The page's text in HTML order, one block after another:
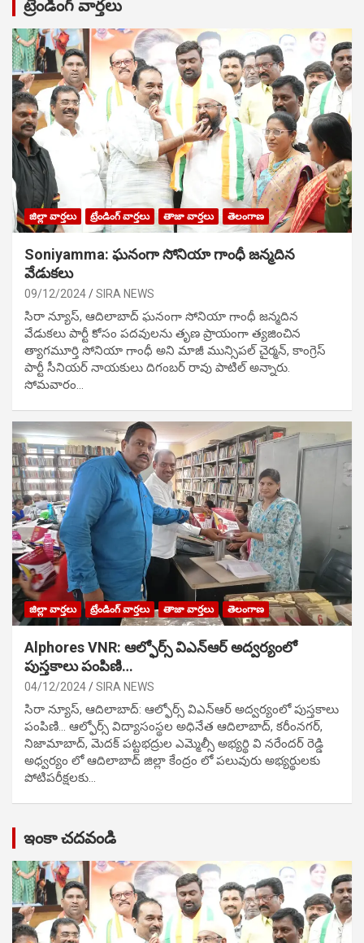
ట్రేండింగ్ వార్తలు
జిల్లా వార్తలు ట్రేండింగ్ వార్తలు తాజా వార్తలు తెలంగాణ
Soniyamma: ఘ‌నంగా సోనియా గాంధీ జ‌న్మ‌దిన
వేడుక‌లు
09/12/2024 SIRA NEWS
సిరా న్యూస్, ఆదిలాబాద్ ఘ‌నంగా సోనియా గాంధీ జ‌న్మ‌దిన
వేడుక‌లు పార్టీ కోసం ప‌ద‌వుల‌ను తృణ ప్రాయంగా త్య‌జించిన
త్యాగమూర్తి సోనియా గాంధీ అని మాజీ మున్సిప‌ల్ చైర్మ‌న్, కాంగ్రెస్
పార్టీ సీనియ‌ర్ నాయ‌కులు దిగంబ‌ర్ రావు పాటిల్ అన్నారు.
సోమవారం…
జిల్లా వార్తలు ట్రేండింగ్ వార్తలు తాజా వార్తలు తెలంగాణ
Alphores VNR: ఆల్ఫోర్స్ విఎన్ఆర్ అద్వర్యంలో
పుస్తకాలు పంపిణి…
04/12/2024 SIRA NEWS
సిరా న్యూస్, ఆదిలాబాద్: ఆల్ఫోర్స్ విఎన్ఆర్ అద్వర్యంలో పుస్తకాలు
పంపిణి… ఆల్ఫోర్స్ విద్యాసంస్థల అధినేత ఆదిలాబాద్, కరీంనగర్,
నిజామాబాద్, మెదక్ పట్టభద్రుల ఎమ్మెల్సీ అభ్యర్థి వి నరేందర్ రెడ్డి
అధ్వర్యం లో ఆదిలాబాద్ జిల్లా కేంద్రం లో పలువురు అభ్యర్థులకు
పోటిప‌రీక్ష‌ల‌కు…
ఇంకా చదవండి